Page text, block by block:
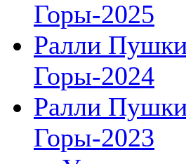
Горы-2025
Ралли
Горы-2024
Ралли
Горы-2023